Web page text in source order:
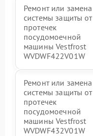
Ремонт или замена
системы защиты от
протечек
посудомоечной
машины Vestfrost
WVDWF422V01W
Ремонт или замена
системы защиты от
протечек
посудомоечной
машины Vestfrost
WVDWF432V01W